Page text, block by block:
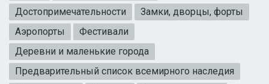
Достопримечательности
Замки, дворцы, форты
Аэропорты
Фестивали
Деревни и маленькие города
Предварительный список всемирного наследия